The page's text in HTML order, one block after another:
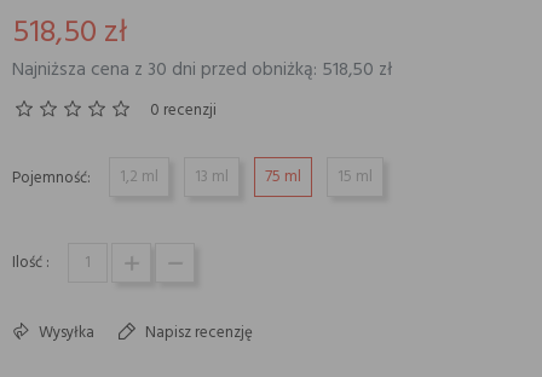
518,50 zł
Najniższa cena z 30 dni przed obniżką: 518,50 zł
0 recenzji
Pojemność: 1,2 ml 13 ml 75 ml 15 ml
Ilość :
Wysyłka Napisz recenzję